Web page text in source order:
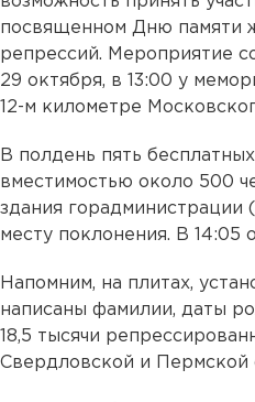
посвященном Дню памяти
репрессий. Мероприятие
29 октября, в 13:00 у
12-м километре
В полдень пять
вместимостью около 500
здания горадминистрации
месту поклонения. В 14:05
Напомним, на плитах,
написаны фамилии, даты
18,5 тысячи
Свердловской и Пермской